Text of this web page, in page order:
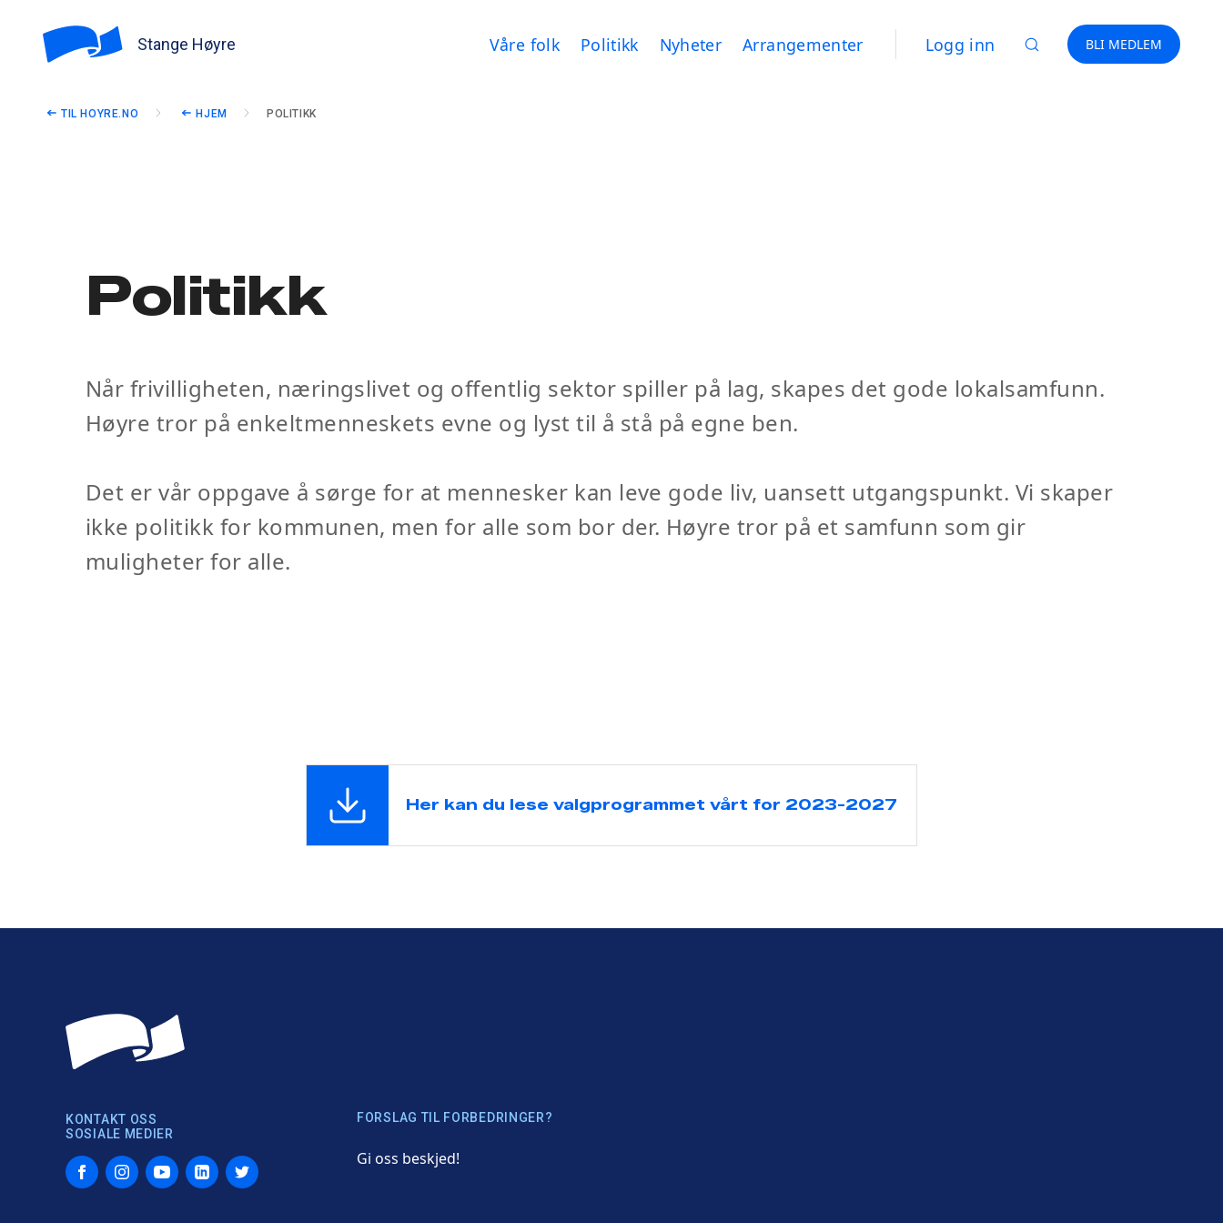
Stange Høyre Våre folk Politikk Nyheter Arrangementer Logg inn BLI MEDLEM
TIL HOYRE.NO HJEM POLITIKK
Politikk
Når frivilligheten, næringslivet og offentlig sektor spiller på lag, skapes det gode lokalsamfunn.
Høyre tror på enkeltmenneskets evne og lyst til å stå på egne ben.
Det er vår oppgave å sørge for at mennesker kan leve gode liv, uansett utgangspunkt. Vi skaper
ikke politikk for kommunen, men for alle som bor der. Høyre tror på et samfunn som gir
muligheter for alle.
Her kan du lese valgprogrammet vårt for 2023-2027
KONTAKT OSS
SOSIALE MEDIER
FacebookInstagramYouTubeLinkedInTwitter
FORSLAG TIL FORBEDRINGER?
Gi oss beskjed!